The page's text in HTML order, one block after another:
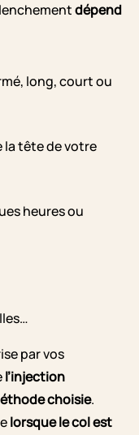
dépend
long, court ou
la tête de votre
heures ou
par vos
l’injection
choisie.
lorsque le col est